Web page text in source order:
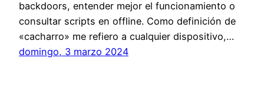
backdoors, entender mejor el funcionamiento o
consultar scripts en offline. Como definición de
«cacharro» me refiero a cualquier dispositivo,…
domingo, 3 marzo 2024